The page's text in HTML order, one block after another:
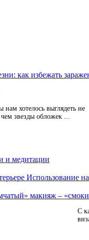
как избежать
нам хотелось выглядеть не
звезды обложек ...
и медитации
Использование
макияж – «смоки
С